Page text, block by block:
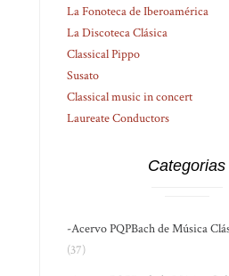
La Fonoteca de Iberoamérica
La Discoteca Clásica
Classical Pippo
Susato
Classical music in concert
Laureate Conductors
Categorias
-Acervo PQPBach de Música
(37)